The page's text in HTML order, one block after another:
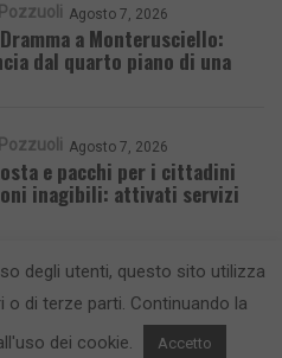
Pozzuoli Agosto 7, 2026
Dramma a Monterusciello:
dal quarto piano di una
Pozzuoli Agosto 7, 2026
e pacchi per i cittadini
inagibili: attivati servizi
degli utenti, questo sito utilizza
o di terze parti. Continuando la
dei cookie.
Accetto